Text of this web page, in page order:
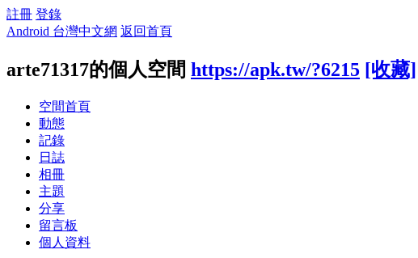
註冊 登錄
Android 台灣中文網 返回首頁
arte71317的個人空間 https://apk.tw/?6215 [收藏]
空間首頁
動態
記錄
日誌
相冊
主題
分享
留言板
個人資料